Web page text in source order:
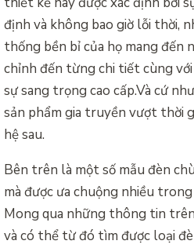
định và không bao giờ lỗi thời,
thống bền bỉ của họ mang đến
chỉnh đến từng chi tiết cùng
sự sang trọng cao cấp.Và cứ
sản phẩm gia truyền vượt thời
hệ sau.
Bên trên là một số mẫu đèn
mà được ưa chuộng nhiều
Mong qua những thông tin
và có thể từ đó tìm được loại